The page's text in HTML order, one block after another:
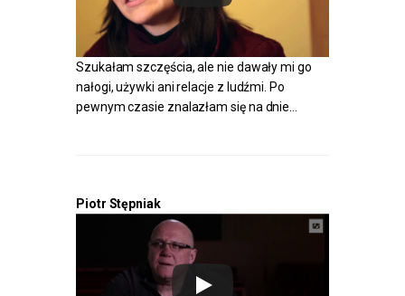
Szukałam szczęścia, ale nie dawały mi go
nałogi, używki ani relacje z ludźmi. Po
pewnym czasie znalazłam się na dnie…
Piotr Stępniak